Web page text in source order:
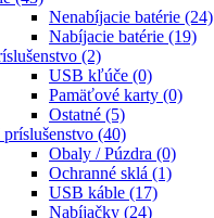
Nenabíjacie batérie (24)
Nabíjacie batérie (19)
(2)
USB kľúče (0)
Pamäťové karty (0)
Ostatné (5)
(40)
Obaly / Púzdra (0)
Ochranné sklá (1)
USB káble (17)
Nabíjačky (24)